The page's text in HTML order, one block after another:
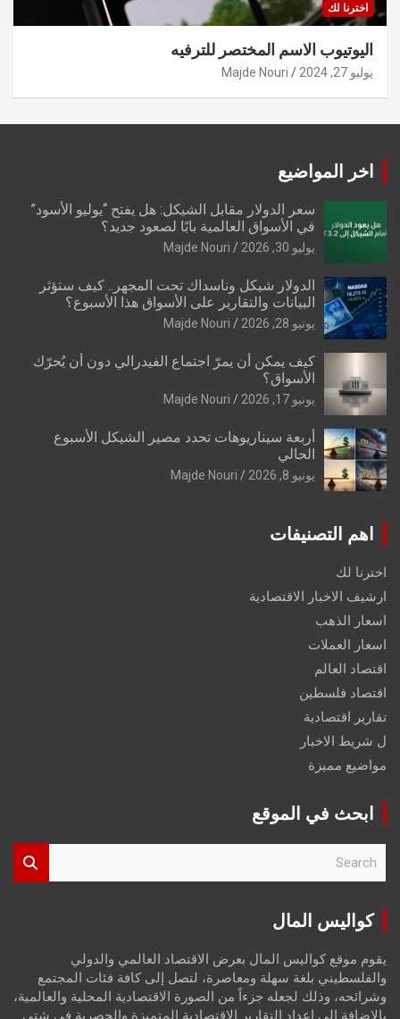
اخترنا لك
اليوتيوب الاسم المختصر للترفيه
يوليو 27, 2024 Majde Nouri
اخر المواضيع
سعر الدولار مقابل الشيكل: هل يفتح “يوليو الأسود”
في الأسواق العالمية بابًا لصعود جديد؟
يوليو 30, 2026 Majde Nouri
الدولار شيكل وناسداك تحت المجهر.. كيف ستؤثر
البيانات والتقارير على الأسواق هذا الأسبوع؟
يونيو 28, 2026 Majde Nouri
كيف يمكن أن يمرّ اجتماع الفيدرالي دون أن يُحرّك
الأسواق؟
يونيو 17, 2026 Majde Nouri
أربعة سيناريوهات تحدد مصير الشيكل الأسبوع
الحالي
يونيو 8, 2026 Majde Nouri
اهم التصنيفات
اخترنا لك
ارشيف الاخبار الاقتصادية
اسعار الذهب
اسعار العملات
اقتصاد العالم
اقتصاد فلسطين
تقارير اقتصادية
ل شريط الاخبار
مواضيع مميزة
ابحث في الموقع
r
كواليس المال
يقوم موقع كواليس المال بعرض الاقتصاد العالمي والدولي
والفلسطيني بلغة سهلة ومعاصرة، لتصل إلى كافة فئات المجتمع
وشرائحه، وذلك لجعله جزءاً من الصورة الاقتصادية المحلية والعالمية،
بالإضافة إلى إعداد التقارير الاقتصادية المتميزة والحصرية في شتى